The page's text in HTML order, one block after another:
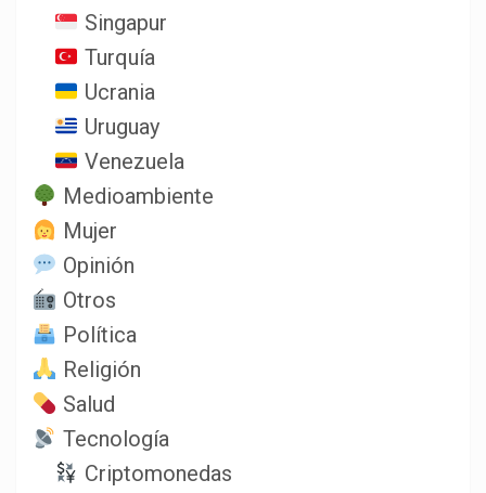
Singapur
Turquía
Ucrania
Uruguay
Venezuela
Medioambiente
Mujer
Opinión
Otros
Política
Religión
Salud
Tecnología
Criptomonedas